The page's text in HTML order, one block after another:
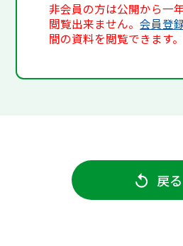
非会員の方は公開から一
閲覧出来ません。会員登
間の資料を閲覧できます。
戻る